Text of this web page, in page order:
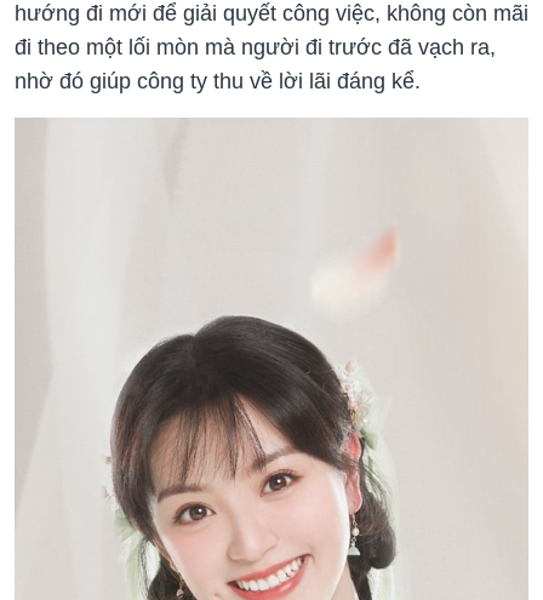
hướng đi mới để giải quyết công việc, không còn mãi
đi theo một lối mòn mà người đi trước đã vạch ra,
nhờ đó giúp công ty thu về lời lãi đáng kể.